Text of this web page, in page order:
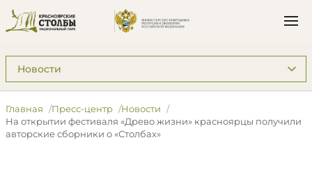
Подразделы: Пресс-центр
Главная Пресс-центр
Новости
На открытии фестиваля «Древо жизни» красноярцы получили
авторские сборники о «Столбах»